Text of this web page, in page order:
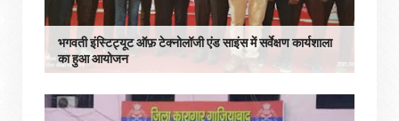
भगवती इंस्टिट्यूट ऑफ़ टेक्नोलॉजी एंड साइंस में सर्वेक्षण कार्यशाला
का हुआ आयोजन